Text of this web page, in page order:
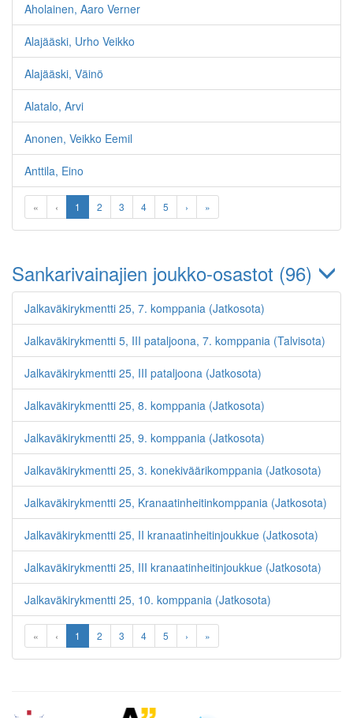
Aholainen, Aaro Verner
Alajääski, Urho Veikko
Alajääski, Väinö
Alatalo, Arvi
Anonen, Veikko Eemil
Anttila, Eino
« ‹ 1 2 3 4 5 › »
Sankarivainajien joukko-osastot (96)
Jalkaväkirykmentti 25, 7. komppania (Jatkosota)
Jalkaväkirykmentti 5, III pataljoona, 7. komppania (Talvisota)
Jalkaväkirykmentti 25, III pataljoona (Jatkosota)
Jalkaväkirykmentti 25, 8. komppania (Jatkosota)
Jalkaväkirykmentti 25, 9. komppania (Jatkosota)
Jalkaväkirykmentti 25, 3. konekiväärikomppania (Jatkosota)
Jalkaväkirykmentti 25, Kranaatinheitinkomppania (Jatkosota)
Jalkaväkirykmentti 25, II kranaatinheitinjoukkue (Jatkosota)
Jalkaväkirykmentti 25, III kranaatinheitinjoukkue (Jatkosota)
Jalkaväkirykmentti 25, 10. komppania (Jatkosota)
« ‹ 1 2 3 4 5 › »